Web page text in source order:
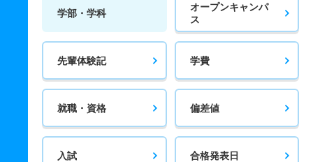
学部・学科
オープンキャンパ
ス
先輩体験記 学費
就職・資格 偏差値
入試 合格発表日